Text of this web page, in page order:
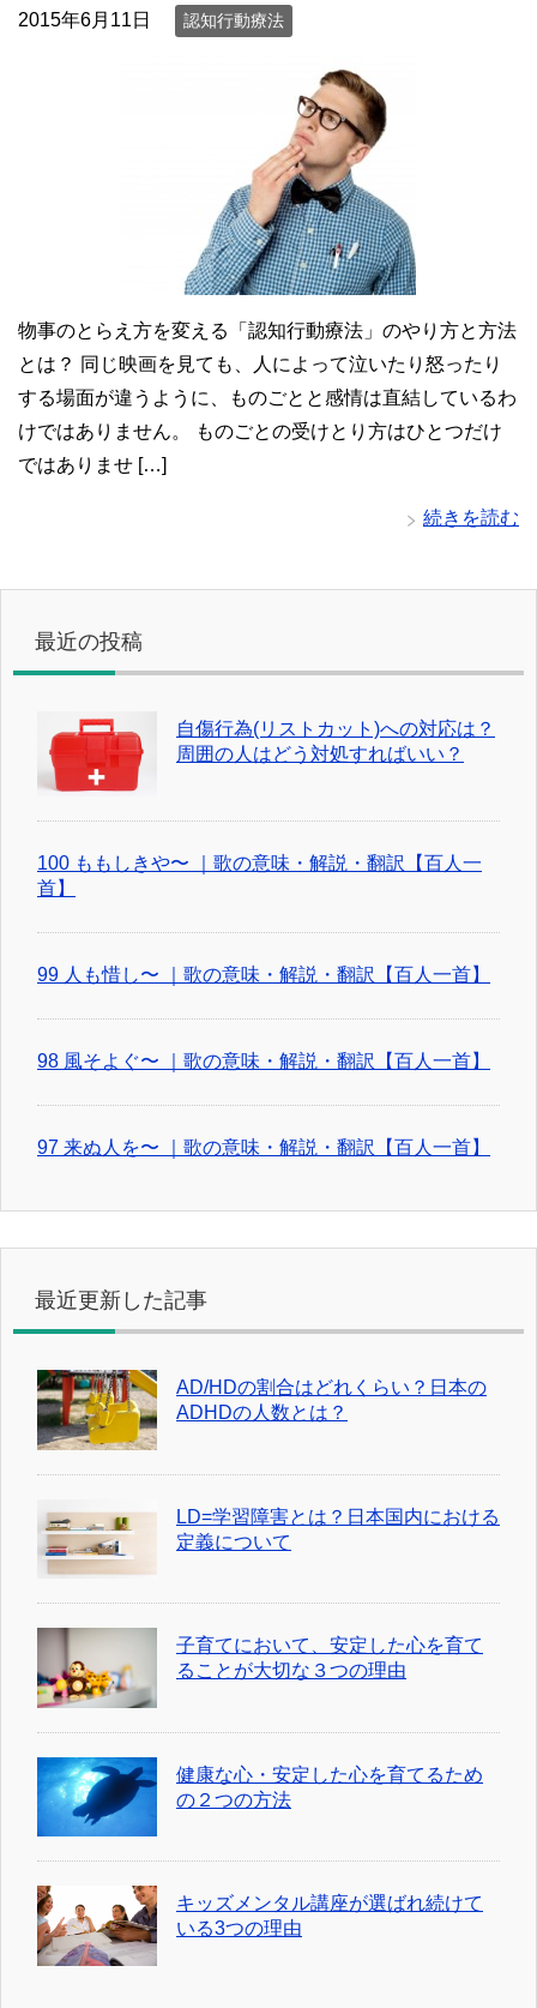
2015年6月11日 認知行動療法
物事のとらえ方を変える「認知行動療法」のやり方と方法
とは？ 同じ映画を見ても、人によって泣いたり怒ったり
する場面が違うように、ものごとと感情は直結しているわ
けではありません。 ものごとの受けとり方はひとつだけ
ではありませ […]
続きを読む
最近の投稿
自傷行為(リストカット)への対応は？
周囲の人はどう対処すればいい？
100 ももしきや〜 ｜歌の意味・解説・翻訳【百人一
首】
99 人も惜し〜 ｜歌の意味・解説・翻訳【百人一首】
98 風そよぐ〜 ｜歌の意味・解説・翻訳【百人一首】
97 来ぬ人を〜 ｜歌の意味・解説・翻訳【百人一首】
最近更新した記事
AD/HDの割合はどれくらい？日本の
ADHDの人数とは？
LD=学習障害とは？日本国内における
定義について
子育てにおいて、安定した心を育て
ることが大切な３つの理由
健康な心・安定した心を育てるため
の２つの方法
キッズメンタル講座が選ばれ続けて
いる3つの理由